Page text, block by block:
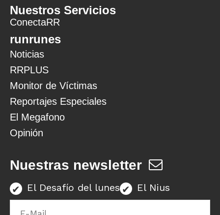
Nuestros Servicios
ConectaRR
runrunes
Noticias
RRPLUS
Monitor de Víctimas
Reportajes Especiales
El Megafono
Opinión
Nuestras newsletter
El Desafío del lunes El Nius